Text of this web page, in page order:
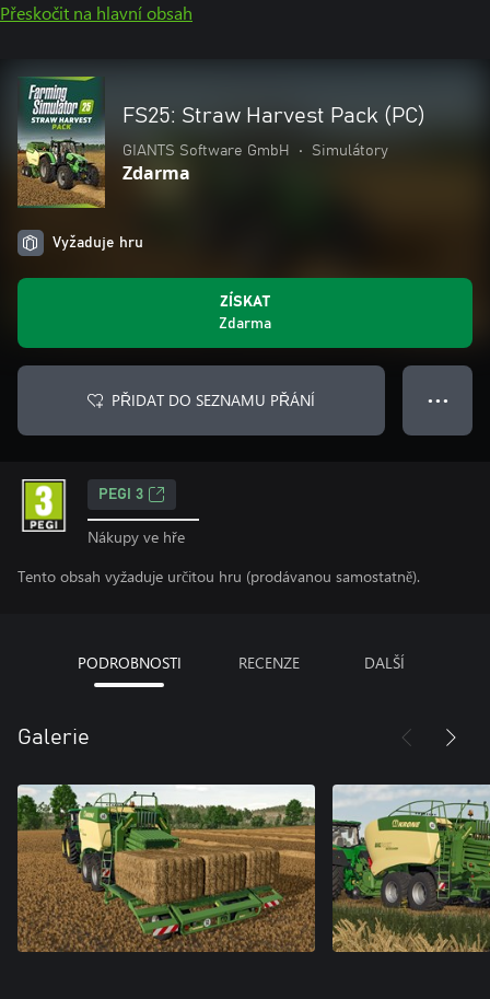
Přeskočit na hlavní obsah
FS25: Straw Harvest Pack (PC)
GIANTS Software GmbH • Simulátory
Zdarma
Vyžaduje hru
ZÍSKAT
Zdarma
PŘIDAT DO SEZNAMU PŘÁNÍ ● ● ●
PEGI 3
Nákupy ve hře
Tento obsah vyžaduje určitou hru (prodávanou samostatně).
PODROBNOSTI RECENZE DALŠÍ
Galerie